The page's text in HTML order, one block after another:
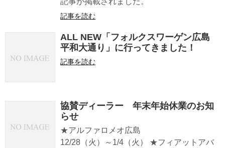
記事を読む
ALL NEW「フォルクスワーゲン広島
平和大通り」に行ってきました！
記事を読む
協賛ディーラー 年末年始休業のお知
らせ
★アルファロメオ広島
12/28（火）～1/4（火） ★フィアットアバ